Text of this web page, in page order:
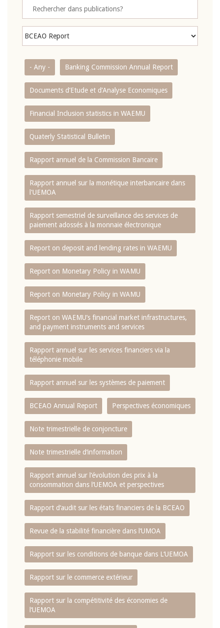
- Any - Banking Commission Annual Report
Documents d’Etude et d’Analyse Economiques
Financial Inclusion statistics in WAEMU
Quaterly Statistical Bulletin
Rapport annuel de la Commission Bancaire
Rapport annuel sur la monétique interbancaire dans
l'UEMOA
Rapport semestriel de surveillance des services de
paiement adossés à la monnaie électronique
Report on deposit and lending rates in WAEMU
Report on Monetary Policy in WAMU
Report on Monetary Policy in WAMU
Report on WAEMU’s financial market infrastructures,
and payment instruments and services
Rapport annuel sur les services financiers via la
téléphonie mobile
Rapport annuel sur les systèmes de paiement
BCEAO Annual Report Perspectives économiques
Note trimestrielle de conjoncture
Note trimestrielle d‘information
Rapport annuel sur l‘évolution des prix à la
consommation dans l‘UEMOA et perspectives
Rapport d‘audit sur les états financiers de la BCEAO
Revue de la stabilité financière dans l‘UMOA
Rapport sur les conditions de banque dans L‘UEMOA
Rapport sur le commerce extérieur
Rapport sur la compétitivité des économies de
l‘UEMOA